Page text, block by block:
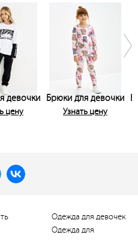
девочки
цену
Брюки для девочки
Узнать цену
Одежда для девочек
Одежда для